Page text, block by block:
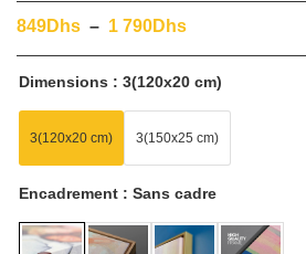
849Dhs – 1 790Dhs
Dimensions 3(120x20 cm)
3(120x20 cm) 3(150x25 cm)
Encadrement Sans cadre